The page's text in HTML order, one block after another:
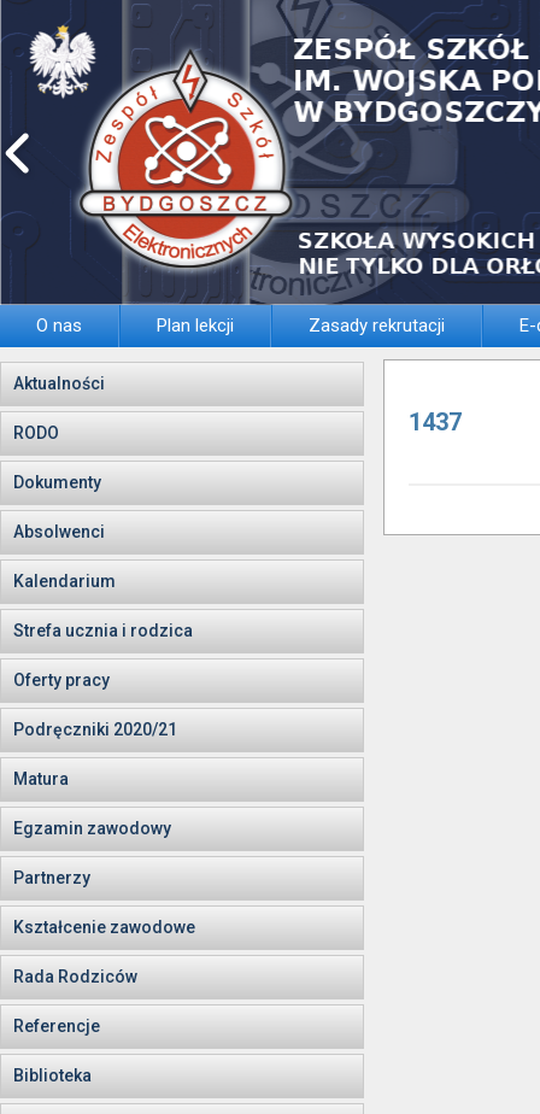
O nas Plan lekcji Zasady rekrutacji
Aktualności
RODO
Dokumenty
Absolwenci
Kalendarium
Strefa ucznia i rodzica
Oferty pracy
Podręczniki 2020/21
Matura
Egzamin zawodowy
Partnerzy
Kształcenie zawodowe
Rada Rodziców
Referencje
Biblioteka
1437